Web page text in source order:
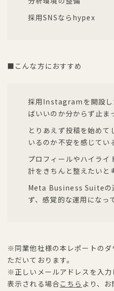
採用SNSならhypex
■こんな方におすすめ
採用Instagramを開設し
ばいいのか分からず止ま
とりあえず投稿を始めて
いるのか不安を感じてい
プロフィールやハイライ
計をきちんと整えたいと
Meta Business Suiteの
ず、感覚的な運用になっ
※同業他社様の本レポートの
ただいております。
※正しいメールアドレスを入
表示される場合こちら より、お